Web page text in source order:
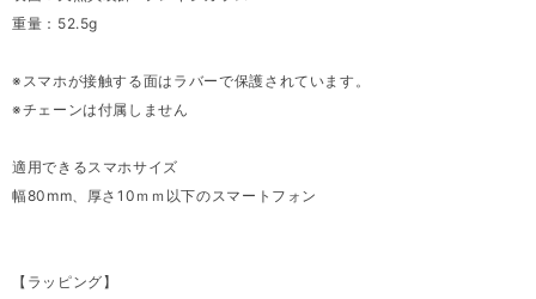
重量：52.5g
※スマホが接触する面はラバーで保護されています。
※チェーンは付属しません
適用できるスマホサイズ
幅80mm、厚さ10ｍｍ以下のスマートフォン
【ラッピング】